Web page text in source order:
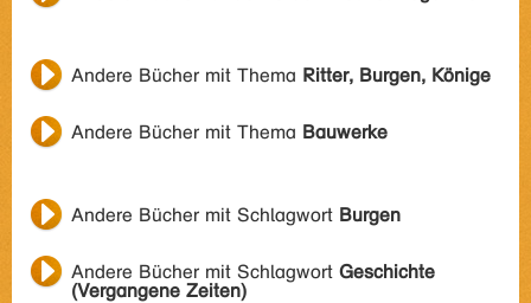
Andere Bücher mit Thema Ritter, Burgen, Könige
Andere Bücher mit Thema Bauwerke
Andere Bücher mit Schlagwort Burgen
Andere Bücher mit Schlagwort Geschichte
(Vergangene Zeiten)